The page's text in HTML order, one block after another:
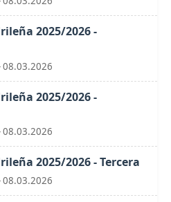
2025/2026 -
08.03.2026
2025/2026 -
08.03.2026
2025/2026 - Tercera
08.03.2026